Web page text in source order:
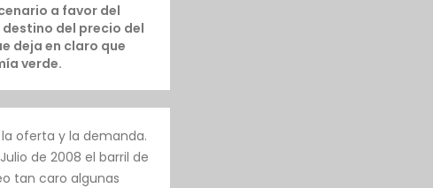
a favor del
del precio del
deja en claro que
verde.
oferta y la demanda.
de 2008 el barril de
tan caro algunas